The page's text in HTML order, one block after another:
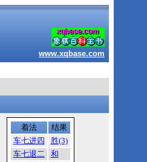
www.xqbase.com
着法
结果
车七进四
胜(3)
车七退二
和